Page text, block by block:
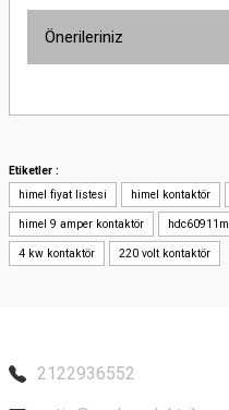
Önerileriniz
yetersiz gördüğünüz noktaları
Ürün resmi kalitesiz, bozuk
Ürün açıklamasında eksik
Ürün bilgilerinde hatalar
Etiketler :
himel fiyat listesi
himel kontaktör
himel 9 amper kontaktör hdc60911m
4 kw kontaktör 220 volt kontaktör
2122936552